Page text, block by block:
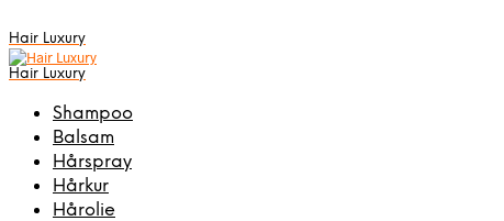
Hair Luxury
Hair Luxury
Shampoo
Balsam
Hårspray
Hårkur
Hårolie